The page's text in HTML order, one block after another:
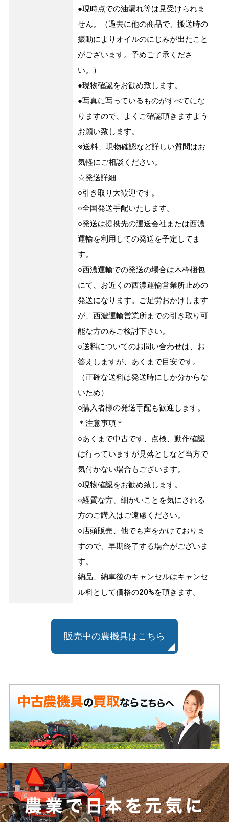
●現時点での油漏れ等は見受けられま
せん。（過去に他の商品で、搬送時の
振動によりオイルのにじみが出たこと
がございます。予めご了承くださ
い。）
●現物確認をお勧め致します。
●写真に写っているものがすべてにな
りますので、よくご確認頂きますよう
お願い致します。
※送料、現物確認など詳しい質問はお
気軽にご相談ください。
☆発送詳細
○引き取り大歓迎です。
○全国発送手配いたします。
○発送は提携先の運送会社または西濃
運輸を利用しての発送を予定してま
す。
○西濃運輸での発送の場合は木枠梱包
にて、お近くの西濃運輸営業所止めの
発送になります。ご足労おかけします
が、西濃運輸営業所までの引き取り可
能な方のみご検討下さい。
○送料についてのお問い合わせは、お
答えしますが、あくまで目安です。
（正確な送料は発送時にしか分からな
いため）
○購入者様の発送手配も歓迎します。
＊注意事項＊
○あくまで中古です、点検、動作確認
は行っていますが見落としなど当方で
気付かない場合もございます。
○現物確認をお勧め致します。
○経質な方、細かいことを気にされる
方のご購入はご遠慮ください。
○店頭販売、他でも声をかけておりま
すので、早期終了する場合がございま
す。
納品、納車後のキャンセルはキャンセ
ル料として価格の20%を頂きます。
販売中の農機具はこちら